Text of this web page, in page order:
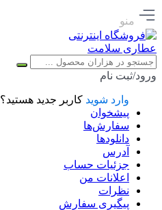
منو
ورود/ثبت نام
وارد شوید کاربر جدید هستید؟
پیشخوان
سفارش‌ها
دانلودها
آدرس
جزئیات حساب
اعلانات من
نظرات
پیگیری سفارش